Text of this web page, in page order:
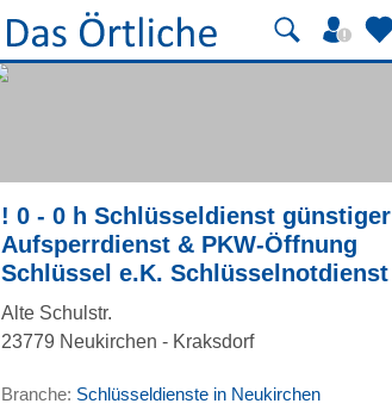
! 0 - 0 h Schlüsseldienst günstiger
Aufsperrdienst & PKW-Öffnung
Schlüssel e.K. Schlüsselnotdienst
Alte Schulstr.
23779 Neukirchen - Kraksdorf
Branche: Schlüsseldienste in Neukirchen